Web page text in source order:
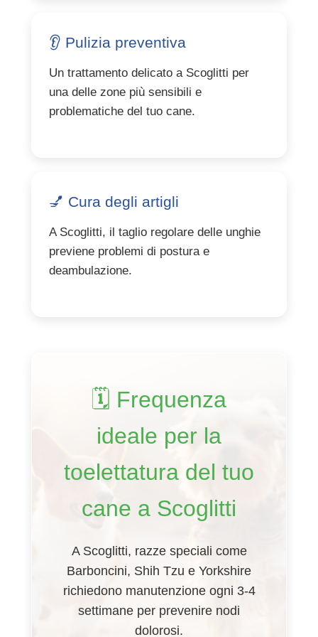
👂 Pulizia preventiva
Un trattamento delicato a Scoglitti per
una delle zone più sensibili e
problematiche del tuo cane.
💅 Cura degli artigli
A Scoglitti, il taglio regolare delle unghie
previene problemi di postura e
deambulazione.
🗓️ Frequenza
ideale per la
toelettatura del tuo
cane a Scoglitti
A Scoglitti, razze speciali come
Barboncini, Shih Tzu e Yorkshire
richiedono manutenzione ogni 3-4
settimane per prevenire nodi
dolorosi.